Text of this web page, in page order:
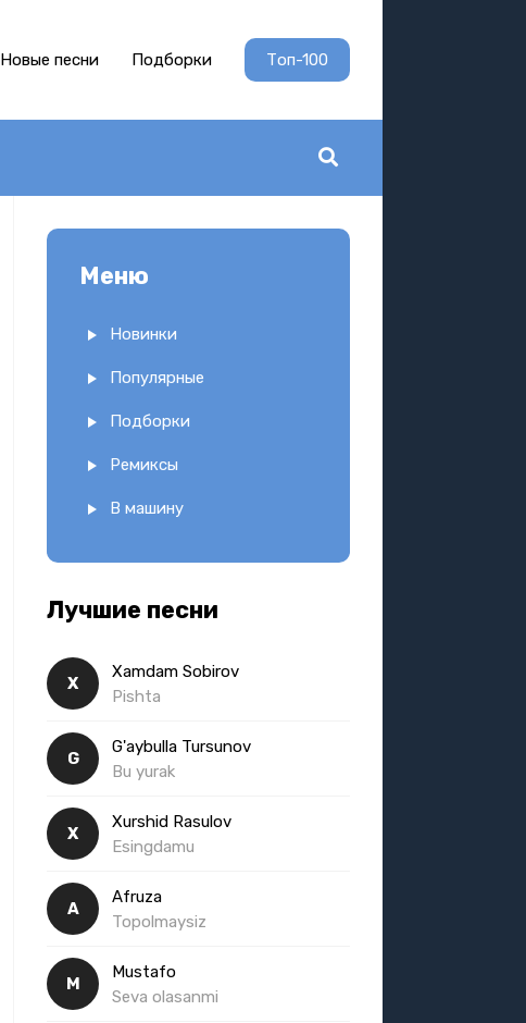
Новые песни Подборки Топ-100
Меню
Новинки
Популярные
Подборки
Ремиксы
В машину
Лучшие песни
X
Xamdam Sobirov
Pishta
G
G'aybulla Tursunov
Bu yurak
X
Xurshid Rasulov
Esingdamu
A
Afruza
Topolmaysiz
M
Mustafo
Seva olasanmi